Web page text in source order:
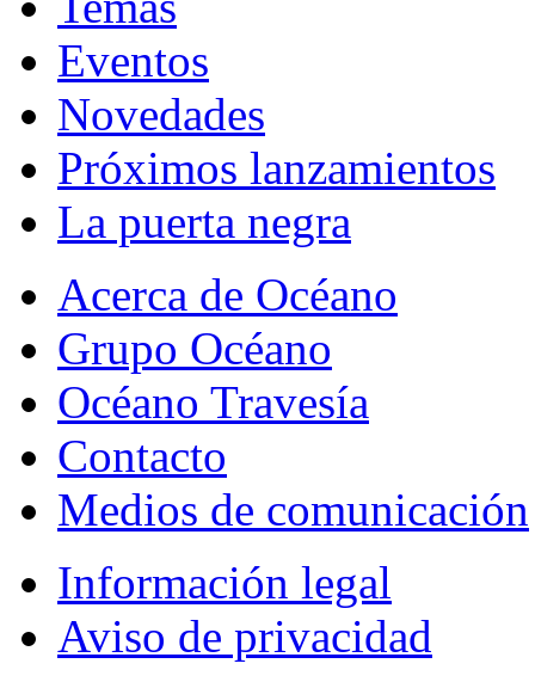
Eventos
Novedades
Próximos lanzamientos
La puerta negra
Acerca de Océano
Grupo Océano
Océano Travesía
Contacto
Medios de comunicación
Información legal
Aviso de privacidad